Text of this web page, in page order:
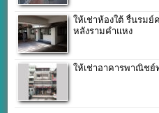
ให้เช่าห้องใต้ รื่นรม
หลังรามคำแหง
ให้เช่าอาคารพาณิชย์